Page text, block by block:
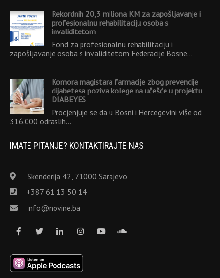
Rekordnih 20,3 miliona KM za zapošljavanje i
profesionalnu rehabilitaciju osoba s
invaliditetom
Fond za profesionalnu rehabilitaciju i
zapošljavanje osoba s invaliditetom Federacije Bosne…
Komora magistara farmacije zbog prevencije
dijabetesa poziva kolege na učešće u projektu
DIABEYES
Procjenjuje se da u Bosni i Hercegovini više od
316.000 odraslih…
IMATE PITANJE? KONTAKTIRAJTE NAS
Skenderija 42, 71000 Sarajevo
+387 61 13 50 14
info@novine.ba